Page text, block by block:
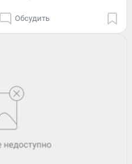
Обсудить